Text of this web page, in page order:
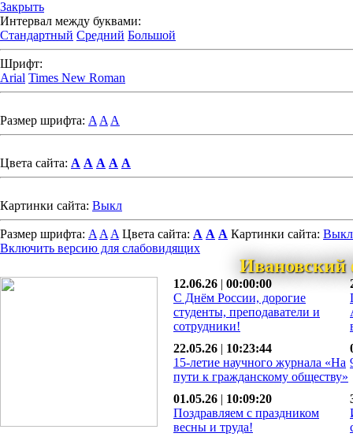
Закрыть
Интервал между буквами:
Стандартный Средний Большой
Шрифт:
Arial Times New Roman
Размер шрифта: A A A
Цвета сайта: A A A A A
Картинки сайта: Выкл
Размер шрифта: A A A Цвета сайта: A A A Картинки сайта: Выкл
Включить версию для слабовидящих
12.06.26 | 00:00:00
С Днём России, дорогие
студенты, преподаватели и
сотрудники!
22.05.26 | 10:23:44
15-летие научного журнала «На
пути к гражданскому обществу»
01.05.26 | 10:09:20
Поздравляем с праздником
весны и труда!